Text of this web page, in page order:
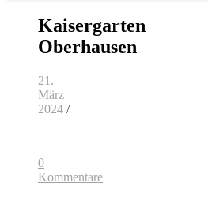
Kaisergarten
Oberhausen
21.
März
2024 /
0
Kommentare